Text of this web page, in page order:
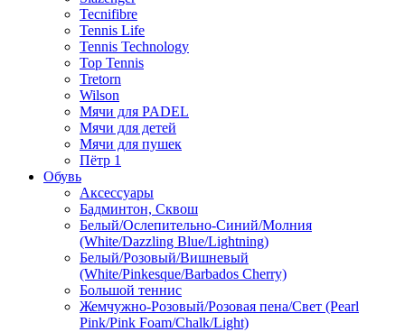
Tecnifibre
Tennis Life
Tennis Technology
Top Tennis
Tretorn
Wilson
Мячи для PADEL
Мячи для детей
Мячи для пушек
Пётр 1
Обувь
Аксессуары
Бадминтон, Сквош
Белый/Ослепительно-Синий/Молния
(White/Dazzling Blue/Lightning)
Белый/Розовый/Вишневый
(White/Pinkesque/Barbados Cherry)
Большой теннис
Жемчужно-Розовый/Розовая пена/Свет (Pearl
Pink/Pink Foam/Chalk/Light)